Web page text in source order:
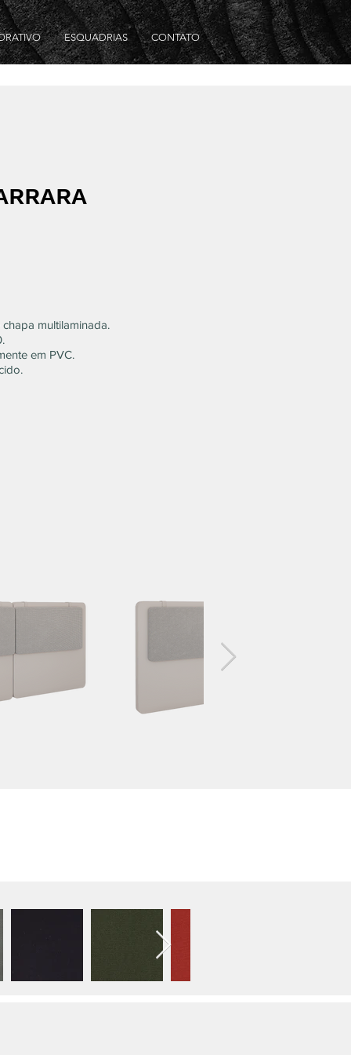
ESQUADRIAS CONTATO
multilaminada.
em PVC.